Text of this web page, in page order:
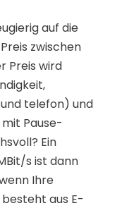
auf die
zwischen
Preis wird
telefon) und
Pause-
Ein
s ist dann
Ihre
aus E-